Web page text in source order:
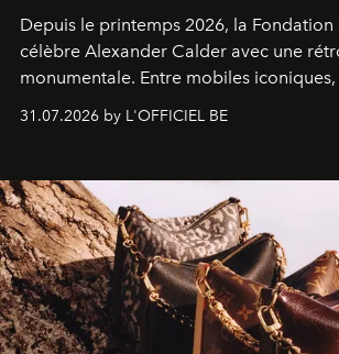
Depuis le printemps 2026, la Fondation
célèbre Alexander Calder avec une
monumentale. Entre mobiles
monumentales et poésie du
américain investit les espaces imaginés
sculpture.
31.07.2026 by L'OFFICIEL BE